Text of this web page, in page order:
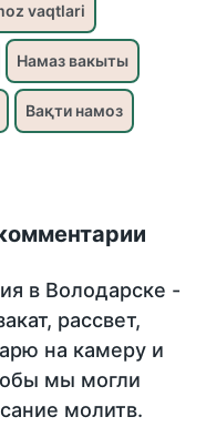
vaqtlari
Намаз вакыты
Вақти намоз
в Володарске -
рассвет,
на камеру и
мы могли
молитв.